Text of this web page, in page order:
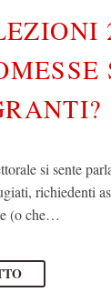
si sente
richiedenti
(o che…